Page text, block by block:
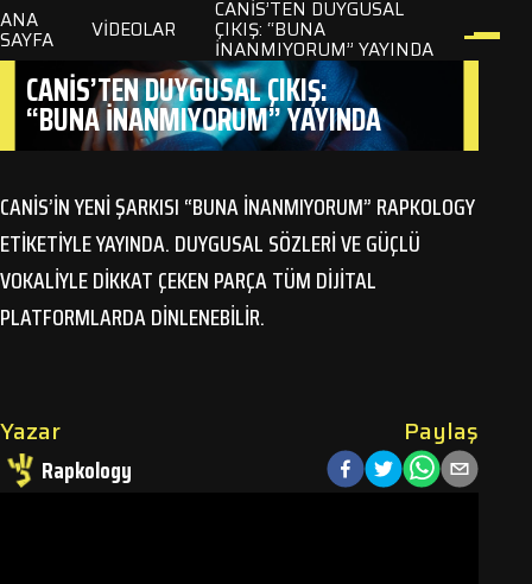
ANA
SAYFA VIDEOLAR
CANIS’TEN DUYGUSAL
ÇIKIŞ: “BUNA
İNANMIYORUM” YAYINDA
CANIS’TEN DUYGUSAL ÇIKIŞ:
“BUNA İNANMIYORUM” YAYINDA
CANIS’IN YENI ŞARKISI “BUNA İNANMIYORUM” RAPKOLOGY
ETIKETIYLE YAYINDA. DUYGUSAL SÖZLERI VE GÜÇLÜ
VOKALIYLE DIKKAT ÇEKEN PARÇA TÜM DIJITAL
PLATFORMLARDA DINLENEBILIR.
Yazar
Rapkology
Paylaş